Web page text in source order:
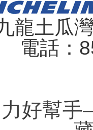
龍土瓜
電話：
好幫